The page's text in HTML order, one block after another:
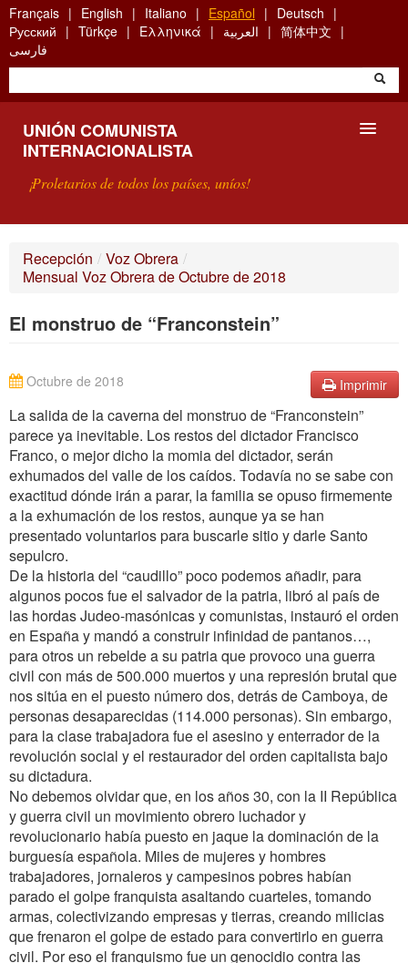
Skip
to
main
content
Français English Italiano Español
Deutsch
Русский
Türkçe Ελληνικά العربية
简体中文
فارسی
UNIÓN COMUNISTA
INTERNACIONALISTA
¡Proletarios de todos los países, uníos!
¿QUÉ ES LA UCI?
BÚSQUEDA
Recepción / Voz Obrera /
Mensual Voz Obrera de Octubre de 2018
El monstruo de “Franconstein”
Imprimir
Octubre de 2018
La salida de la caverna del monstruo de “Franconstein”
parece ya inevitable. Los restos del dictador Francisco
Franco, o mejor dicho la momia del dictador, serán
exhumados del valle de los caídos. Todavía no se sabe con
exactitud dónde irán a parar, la familia se opuso firmemente
a la exhumación de los restos, aunque ya se han
presentado voluntarios para buscarle sitio y darle Santo
sepulcro.
De la historia del “caudillo” poco podemos añadir, para
algunos pocos fue el salvador de la patria, libró al país de
las hordas Judeo-masónicas y comunistas, instauró el orden
en España y mandó a construir infinidad de pantanos…,
para otros un rebelde a su patria que provoco una guerra
civil con más de 500.000 muertos y una represión brutal que
nos sitúa en el puesto número dos, detrás de Camboya, de
personas desaparecidas (114.000 personas). Sin embargo,
para la clase trabajadora fue el asesino y enterrador de la
revolución social y el restaurador del orden capitalista bajo
su dictadura.
No debemos olvidar que, en los años 30, con la II República
y guerra civil un movimiento obrero luchador y
revolucionario había puesto en jaque la dominación de la
burguesía española. Miles de mujeres y hombres
trabajadores, jornaleros y campesinos pobres habían
parado el golpe franquista asaltando cuarteles, tomando
armas, colectivizando empresas y tierras, creando milicias
que frenaron el golpe de estado para convertirlo en guerra
civil. Por eso el franquismo fue un genocidio contra las